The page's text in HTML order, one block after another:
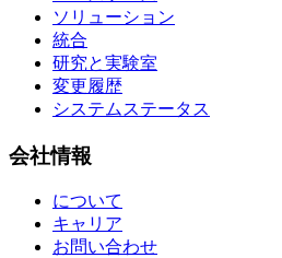
ソリューション
統合
研究と実験室
変更履歴
システムステータス
会社情報
について
キャリア
お問い合わせ